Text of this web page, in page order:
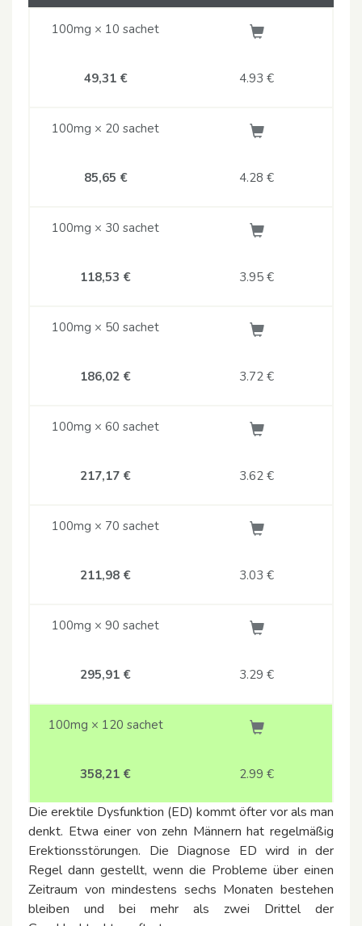
100mg × 10 sachet
49,31 € 4.93 €
100mg × 20 sachet
85,65 € 4.28 €
100mg × 30 sachet
118,53 € 3.95 €
100mg × 50 sachet
186,02 € 3.72 €
100mg × 60 sachet
217,17 € 3.62 €
100mg × 70 sachet
211,98 € 3.03 €
100mg × 90 sachet
295,91 € 3.29 €
100mg × 120 sachet
358,21 € 2.99 €
Die erektile Dysfunktion (ED) kommt öfter vor als man
denkt. Etwa einer von zehn Männern hat regelmäßig
Erektionsstörungen. Die Diagnose ED wird in der
Regel dann gestellt, wenn die Probleme über einen
Zeitraum von mindestens sechs Monaten bestehen
bleiben und bei mehr als zwei Drittel der